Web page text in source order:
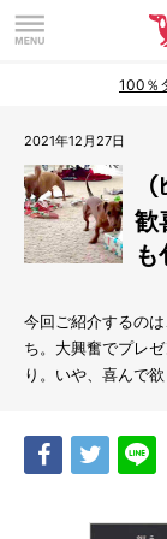
100％
2021年12月27日
歓
も
今回ご紹介するの
ち。大興奮でプレ
り。いや、喜んで
Share Tweet